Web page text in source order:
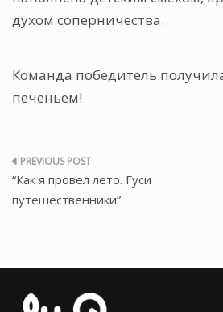
духом соперничества.
Команда победитель
печеньем!
Навигация
по
“Как я провел лето. Гуси
путешественники”.